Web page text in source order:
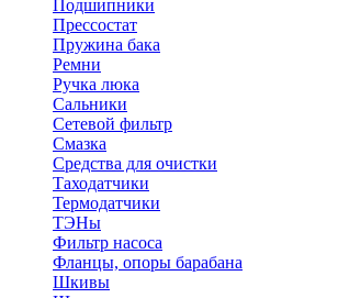
Подшипники
Прессостат
Пружина бака
Ремни
Ручка люка
Сальники
Сетевой фильтр
Смазка
Средства для очистки
Таходатчики
Термодатчики
ТЭНы
Фильтр насоса
Фланцы, опоры барабана
Шкивы